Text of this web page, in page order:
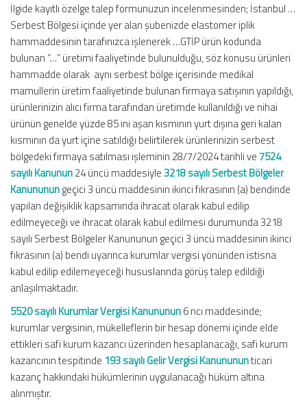
İlgide kayıtlı özelge talep formunuzun incelenmesinden; İstanbul …
Serbest Bölgesi içinde yer alan şubenizde elastomer iplik
hammaddesinin tarafınızca işlenerek …GTİP ürün kodunda
bulunan “…” üretimi faaliyetinde bulunulduğu, söz konusu ürünleri
hammadde olarak aynı serbest bölge içerisinde medikal
mamullerin üretim faaliyetinde bulunan firmaya satışının yapıldığı,
ürünlerinizin alıcı firma tarafından üretimde kullanıldığı ve nihai
ürünün genelde yüzde 85 ini aşan kısmının yurt dışına geri kalan
kısmının da yurt içine satıldığı belirtilerek ürünlerinizin serbest
bölgedeki firmaya satılması işleminin 28/7/2024 tarihli ve7524
sayılı Kanunun24 üncü maddesiyle3218 sayılı Serbest Bölgeler
Kanununungeçici 3 üncü maddesinin ikinci fıkrasının (a) bendinde
yapılan değişiklik kapsamında ihracat olarak kabul edilip
edilmeyeceği ve ihracat olarak kabul edilmesi durumunda 3218
sayılı Serbest Bölgeler Kanununun geçici 3 üncü maddesinin ikinci
fıkrasının (a) bendi uyarınca kurumlar vergisi yönünden istisna
kabul edilip edilemeyeceği hususlarında görüş talep edildiği
anlaşılmaktadır.
5520 sayılı Kurumlar Vergisi Kanununun6 ncı maddesinde;
kurumlar vergisinin, mükelleflerin bir hesap dönemi içinde elde
ettikleri safi kurum kazancı üzerinden hesaplanacağı, safi kurum
kazancının tespitinde 193 sayılı Gelir Vergisi Kanunununticari
kazanç hakkındaki hükümlerinin uygulanacağı hüküm altına
alınmıştır.